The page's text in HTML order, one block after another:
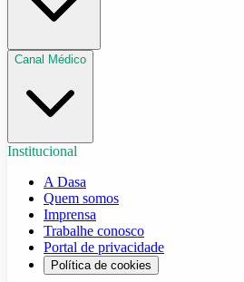
Canal Médico
Institucional
A Dasa
Quem somos
Imprensa
Trabalhe conosco
Portal de privacidade
Política de cookies